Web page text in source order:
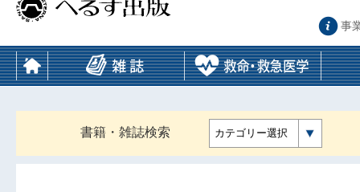
事
書籍・雑誌検索 カテゴリー選択